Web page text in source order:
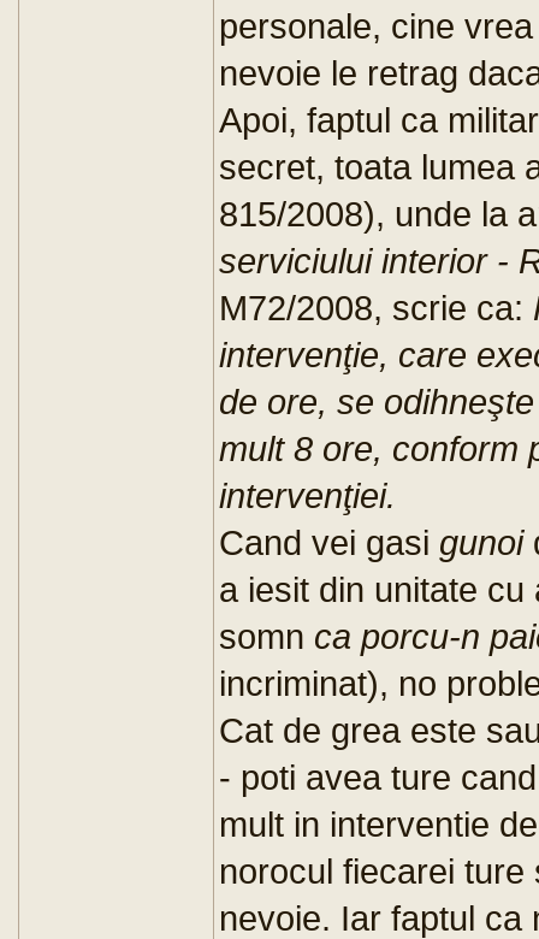
personale, cine
nevoie le retrag
Apoi, faptul ca
secret, toata lumea
815/2008), unde la
serviciului interior -
M72/2008, scrie ca:
intervenţie, care
de ore, se
mult 8 ore, conform
intervenţiei.
Cand vei gasi gunoi
a iesit din unitate
somn ca porcu-n
incriminat), no
Cat de grea este
- poti avea ture
mult in interventie
norocul fiecarei
nevoie. Iar faptul ca